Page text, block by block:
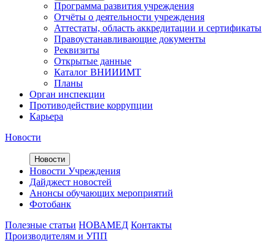
Программа развития учреждения
Отчёты о деятельности учреждения
Аттестаты, область аккредитации и сертификаты
Правоустанавливающие документы
Реквизиты
Открытые данные
Каталог ВНИИИМТ
Планы
Орган инспекции
Противодействие коррупции
Карьера
Новости
Новости
Новости Учреждения
Дайджест новостей
Анонсы обучающих мероприятий
Фотобанк
Полезные статьи НОВАМЕД Контакты
Производителям и УПП